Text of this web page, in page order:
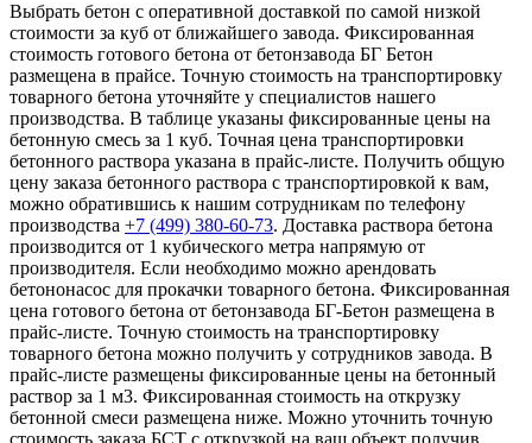
Выбрать бетон с оперативной доставкой по самой низкой
стоимости за куб от ближайшего завода. Фиксированная
стоимость готового бетона от бетонзавода БГ Бетон
размещена в прайсе. Точную стоимость на транспортировку
товарного бетона уточняйте у специалистов нашего
производства. В таблице указаны фиксированные цены на
бетонную смесь за 1 куб. Точная цена транспортировки
бетонного раствора указана в прайс-листе. Получить общую
цену заказа бетонного раствора с транспортировкой к вам,
можно обратившись к нашим сотрудникам по телефону
производства +7 (499) 380-60-73. Доставка раствора бетона
производится от 1 кубического метра напрямую от
производителя. Если необходимо можно арендовать
бетононасос для прокачки товарного бетона. Фиксированная
цена готового бетона от бетонзавода БГ-Бетон размещена в
прайс-листе. Точную стоимость на транспортировку
товарного бетона можно получить у сотрудников завода. В
прайс-листе размещены фиксированные цены на бетонный
раствор за 1 м3. Фиксированная стоимость на открузку
бетонной смеси размещена ниже. Можно уточнить точную